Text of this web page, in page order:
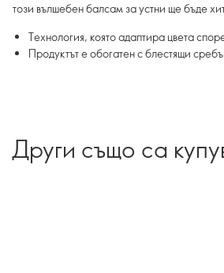
този вълшебен балсам за устни ще бъде
Технология, която адаптира цвета
Продуктът е обогатен с блестящи
Други също са